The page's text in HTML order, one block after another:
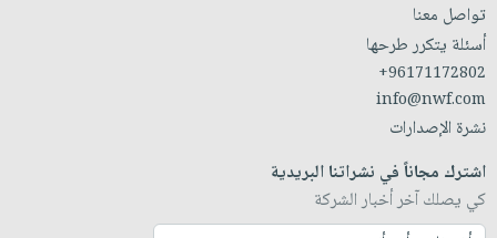
تواصل معنا
أسئلة يتكرر طرحها
+96171172802
info@nwf.com
نشرة الإصدارات
اشترك مجاناً في نشراتنا البريدية
كي يصلك آخر أخبار الشركة